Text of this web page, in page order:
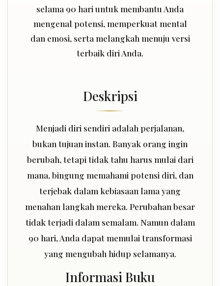
selama 90 hari untuk membantu Anda
mengenal potensi, memperkuat mental
dan emosi, serta melangkah menuju versi
terbaik diri Anda.
Deskripsi
Menjadi diri sendiri adalah perjalanan,
bukan tujuan instan. Banyak orang ingin
berubah, tetapi tidak tahu harus mulai dari
mana, bingung memahami potensi diri, dan
terjebak dalam kebiasaan lama yang
menahan langkah mereka. Perubahan besar
tidak terjadi dalam semalam. Namun dalam
90 hari, Anda dapat memulai transformasi
yang mengubah hidup selamanya.
Informasi Buku